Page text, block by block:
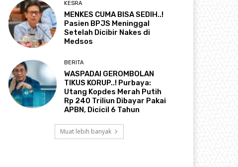
KESRA
MENKES CUMA BISA SEDIH..!
Pasien BPJS Meninggal
Setelah Dicibir Nakes di
Medsos
BERITA
WASPADAI GEROMBOLAN
TIKUS KORUP..! Purbaya:
Utang Kopdes Merah Putih
Rp 240 Triliun Dibayar Pakai
APBN, Dicicil 6 Tahun
Muat lebih banyak